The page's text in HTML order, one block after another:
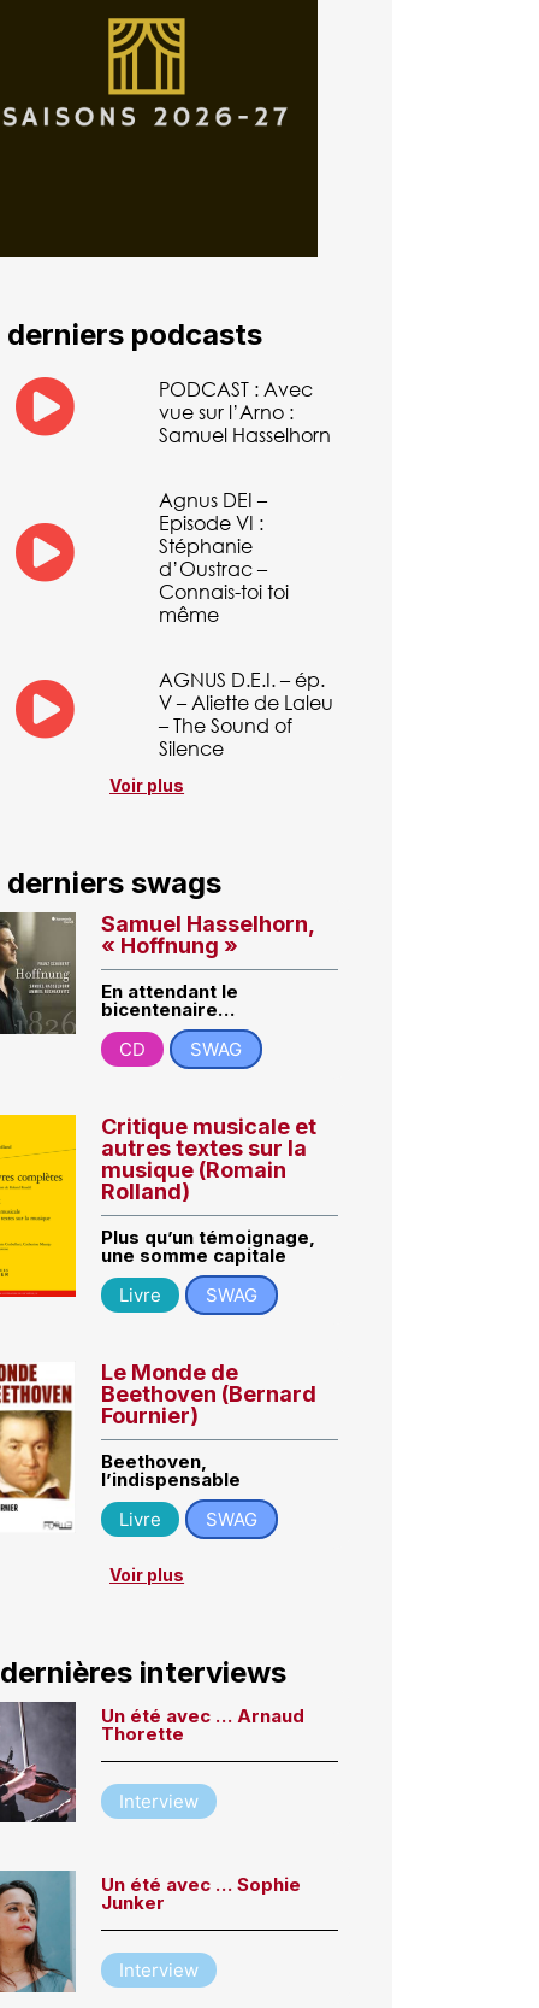
derniers podcasts
PODCAST : Avec
vue sur l’Arno :
Samuel Hasselhorn
Agnus DEI –
Episode VI :
Stéphanie
d’Oustrac –
Connais-toi toi
même
AGNUS D.E.I. – ép.
V – Aliette de Laleu
– The Sound of
Silence
Voir plus
derniers swags
Samuel Hasselhorn,
« Hoffnung »
En attendant le
bicentenaire…
CD
SWAG
Critique musicale et
autres textes sur la
musique (Romain
Rolland)
Plus qu’un témoignage,
une somme capitale
Livre
SWAG
Le Monde de
Beethoven (Bernard
Fournier)
Beethoven,
l’indispensable
Livre
SWAG
Voir plus
interviews
Un été avec … Arnaud
Thorette
Interview
Un été avec … Sophie
Junker
Interview